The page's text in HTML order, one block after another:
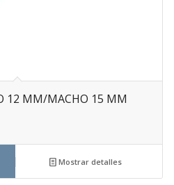
12 MM/MACHO 15 MM
Mostrar detalles